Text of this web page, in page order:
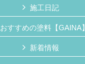
施工日記
おすすめの塗料【GAINA】
新着情報